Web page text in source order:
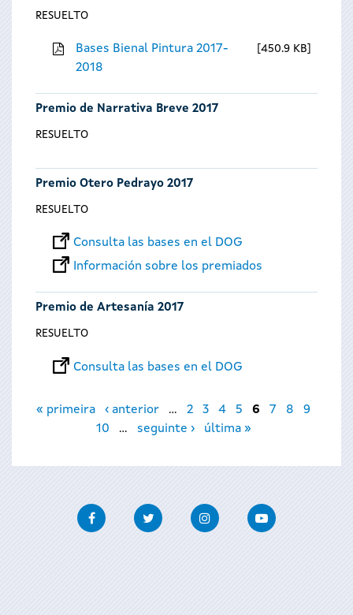
RESUELTO
Bases Bienal Pintura 2017-
2018
450.9 KB
Premio de Narrativa Breve 2017
RESUELTO
Premio Otero Pedrayo 2017
RESUELTO
Consulta las bases en el DOG
Información sobre los premiados
Premio de Artesanía 2017
RESUELTO
Consulta las bases en el DOG
Páginas
« primeira ‹ anterior … 2 3 4 5 6 7 8
9
10
… seguinte › última »
FacebookTwitter InstagramYoutube